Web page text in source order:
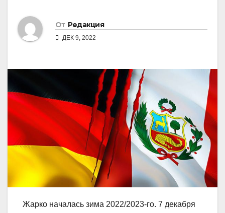
От Редакция
ДЕК 9, 2022
Жарко началась зима 2022/2023-го. 7 декабря